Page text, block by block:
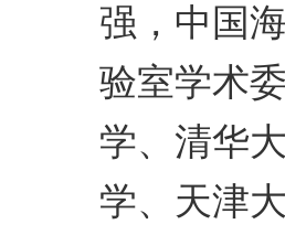
强，中国
验室学术
学、清华
学、天津